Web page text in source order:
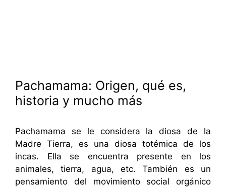
Pachamama: Origen, qué es,
historia y mucho más
Pachamama se le considera la diosa de la
Madre Tierra, es una diosa totémica de los
incas. Ella se encuentra presente en los
animales, tierra, agua, etc. También es un
pensamiento del movimiento social orgánico